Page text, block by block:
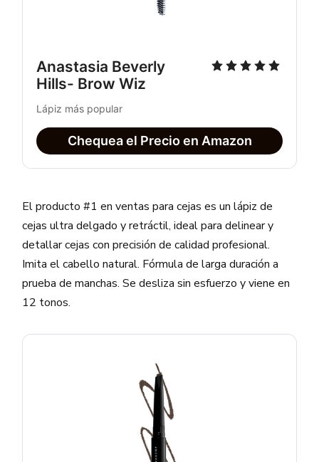
Anastasia Beverly
Hills- Brow Wiz
Lápiz más popular
Chequea el Precio en Amazon
El producto #1 en ventas para cejas es un lápiz de
cejas ultra delgado y retráctil, ideal para delinear y
detallar cejas con precisión de calidad profesional.
Imita el cabello natural. Fórmula de larga duración a
prueba de manchas. Se desliza sin esfuerzo y viene en
12 tonos.